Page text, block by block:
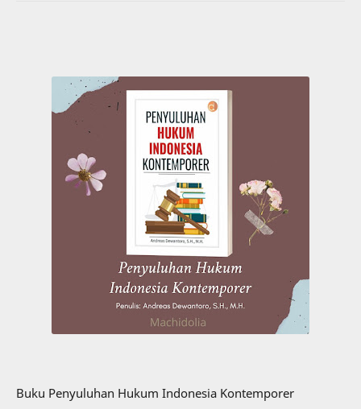
Buku Penyuluhan Hukum Indonesia Kontemporer